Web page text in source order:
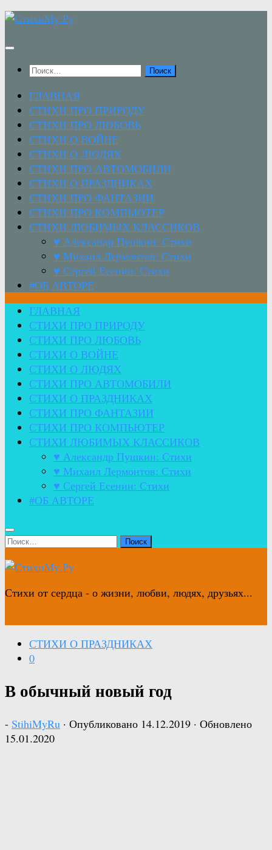
Перейти
содержимому
Найти:
ГЛАВНАЯ
СТИХИ ПРО ПРИРОДУ
СТИХИ ПРО ЛЮБОВЬ
СТИХИ О ВОЙНЕ
СТИХИ О ЛЮДЯХ
СТИХИ ПРО АВТОМОБИЛИ
СТИХИ О ПРАЗДНИКАХ
СТИХИ ПРО ФАНТАЗИИ
СТИХИ ПРО КОМПЬЮТЕР
СТИХИ ЛЮБИМЫХ КЛАССИКОВ
♥ Александр Пушкин: Стихи
♥ Михаил Лермонтов: Стихи
♥ Сергей Есенин: Стихи
#ОБ АВТОРЕ
ГЛАВНАЯ
СТИХИ ПРО ПРИРОДУ
СТИХИ ПРО ЛЮБОВЬ
СТИХИ О ВОЙНЕ
СТИХИ О ЛЮДЯХ
СТИХИ ПРО АВТОМОБИЛИ
СТИХИ О ПРАЗДНИКАХ
СТИХИ ПРО ФАНТАЗИИ
СТИХИ ПРО КОМПЬЮТЕР
СТИХИ ЛЮБИМЫХ КЛАССИКОВ
♥ Александр Пушкин: Стихи
♥ Михаил Лермонтов: Стихи
♥ Сергей Есенин: Стихи
#ОБ АВТОРЕ
Найти:
Стихи от сердца - о жизни, любви, людях, друзьях...
СТИХИ О ПРАЗДНИКАХ
0
В обычный новый год
- StihiMyRu · Опубликовано 14.12.2019 · Обновлено
15.01.2020